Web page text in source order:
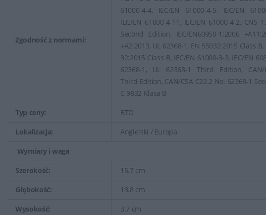
Zgodność z normami:
61000-4-4, IEC/EN 61000-4-5, IEC/EN
IEC/EN 61000-4-11, IEC/EN 61000-4-2, CNS
Second Edition, IEC/EN60950-1:2006
+A2:2013, UL 62368-1, EN 55032:2015 Class B,
32:2015 Class B, IEC/EN 61000-3-3, IEC/EN
62368-1, UL 62368-1 Third Edition, CAN/
Third Edition, CAN/CSA C22.2 No. 62368-1
C 9832 Klasa B
Typ ceny: BTO
Lokalizacja: Angielski / Europa
Wymiary i waga
Szerokość: 15.7 cm
Głębokość: 13.8 cm
Wysokość: 3.7 cm